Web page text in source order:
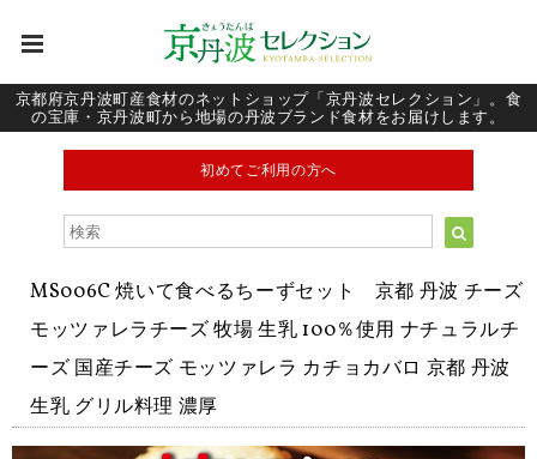
京都府京丹波町産食材のネットショップ「京丹波セレクション」。食
の宝庫・京丹波町から地場の丹波ブランド食材をお届けします。
初めてご利用の方へ
MS006C 焼いて食べるちーずセット 京都 丹波 チーズ
モッツァレラチーズ 牧場 生乳 100％使用 ナチュラルチ
ーズ 国産チーズ モッツァレラ カチョカバロ 京都 丹波
生乳 グリル料理 濃厚